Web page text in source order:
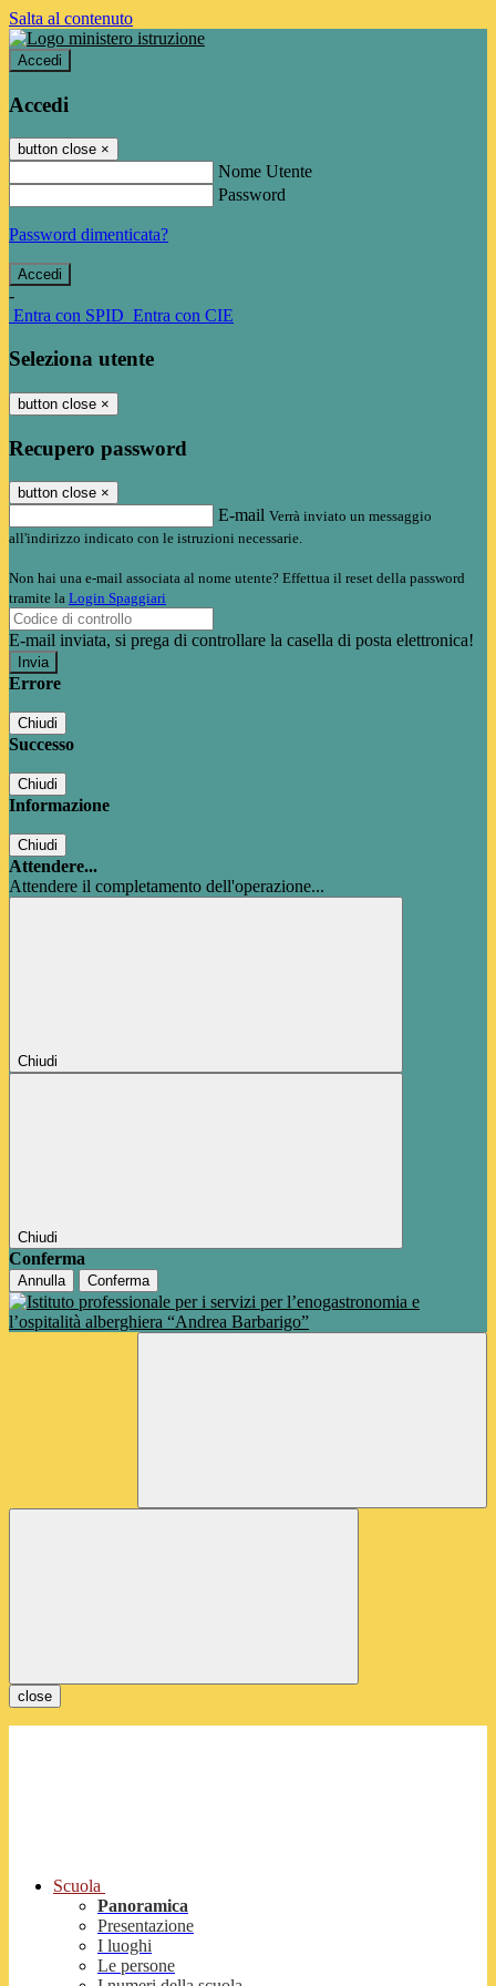
Salta al contenuto
Accedi
Accedi
button close ×
Nome Utente
Password
Password dimenticata?
-
Entra con SPID Entra con CIE
Seleziona utente
button close ×
Recupero password
button close ×
E-mail Verrà inviato un messaggio
all'indirizzo indicato con le istruzioni necessarie.
Non hai una e-mail associata al nome utente? Effettua il reset della password
tramite la Login Spaggiari
E-mail inviata, si prega di controllare la casella di posta elettronica!
Errore
Chiudi
Successo
Chiudi
Informazione
Chiudi
Attendere...
Attendere il completamento dell'operazione...
Chiudi
Chiudi
Conferma
Annulla Conferma
close
Scuola
Panoramica
Presentazione
I luoghi
Le persone